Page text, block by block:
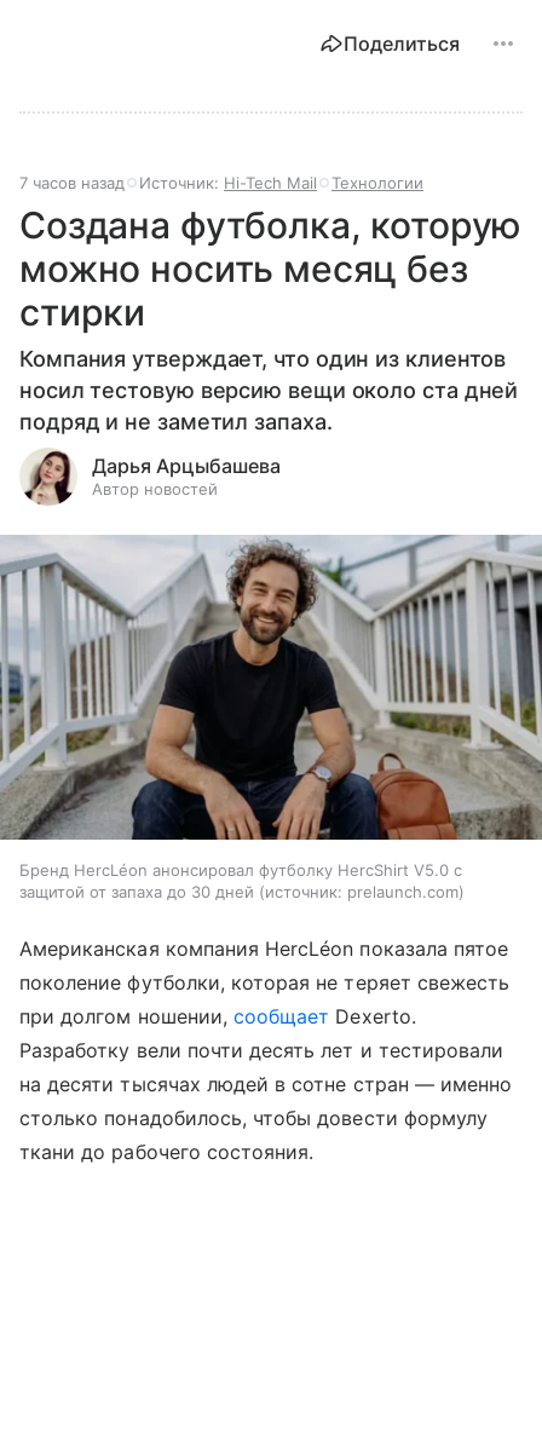
Поделиться
7 часов назад Источник: Hi-Tech Mail Технологии
Создана футболка, которую
можно носить месяц без
стирки
Компания утверждает, что один из клиентов
носил тестовую версию вещи около ста дней
подряд и не заметил запаха.
Дарья Арцыбашева
Автор новостей
Бренд HercLéon анонсировал футболку HercShirt V5.0 с
защитой от запаха до 30 дней
источник: prelaunch.com
Американская компания HercLéon показала пятое
поколение футболки, которая не теряет свежесть
при долгом ношении, сообщает Dexerto.
Разработку вели почти десять лет и тестировали
на десяти тысячах людей в сотне стран — именно
столько понадобилось, чтобы довести формулу
ткани до рабочего состояния.